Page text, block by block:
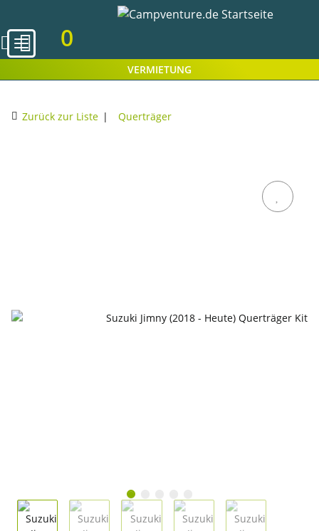
0
VERMIETUNG
Zurück zur Liste Querträger